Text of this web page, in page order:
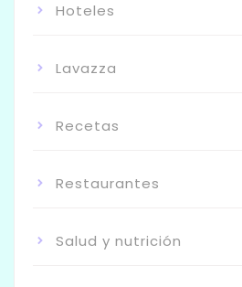
Hoteles
Lavazza
Recetas
Restaurantes
Salud y nutrición